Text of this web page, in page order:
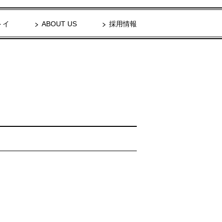
イ ABOUT US 採用情報